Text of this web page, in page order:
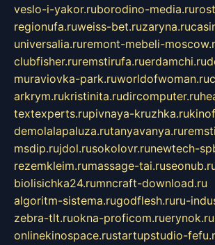
veslo-i-yakor.ruborodino-media.ru
regionufa.ruweiss-bet.ruzaryna.ru
universalia.ruremont-mebeli-
clubfisher.ruremstirufa.ruerdamchi.ru
muraviovka-park.ruworldofwoman.ru
arkrym.rukristinita.rudircomputer.ru
textexperts.rupivnaya-kruzhka.ru
demolalapaluza.rutanyavanya.ru
msdip.rujdol.rusokolovr.runewtech-
rezemkleim.rumassage-tai.ru
biolisichka24.rumncraft-download.ru
algoritm-sistema.rugodflesh.ruru-
zebra-tlt.ruokna-proficom.ruerynok.ru
onlinekinospace.rustartupstudio-